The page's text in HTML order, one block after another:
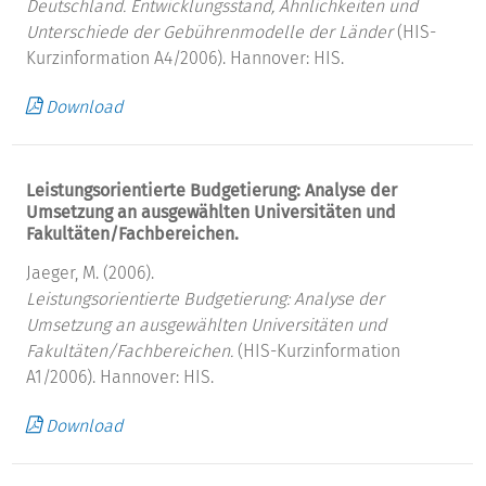
Deutschland. Entwicklungsstand, Ähnlichkeiten und
Unterschiede der Gebührenmodelle der Länder(HIS-
Kurzinformation A4/2006). Hannover: HIS.
Download
Leistungsorientierte Budgetierung: Analyse der
Umsetzung an ausgewählten Universitäten und
Fakultäten/Fachbereichen.
Jaeger, M. (2006).
Leistungsorientierte Budgetierung: Analyse der
Umsetzung an ausgewählten Universitäten und
Fakultäten/Fachbereichen. (HIS-Kurzinformation
A1/2006). Hannover: HIS.
Download